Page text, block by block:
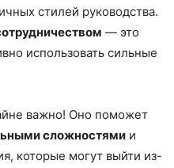
стилей руководства.
— это
использовать сильные
важно! Оно поможет
сложностями и
которые могут выйти из-